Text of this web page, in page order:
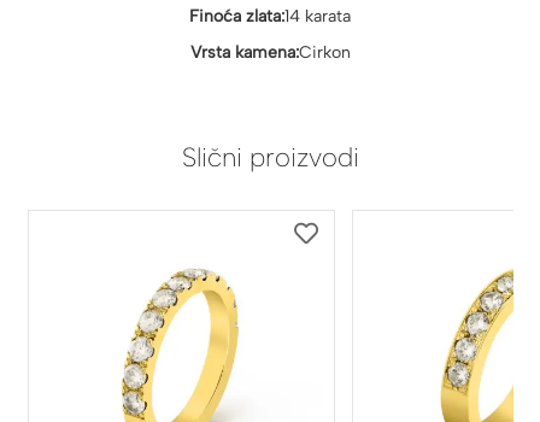
Finoća zlata:14 karata
Vrsta kamena:Cirkon
Slični proizvodi